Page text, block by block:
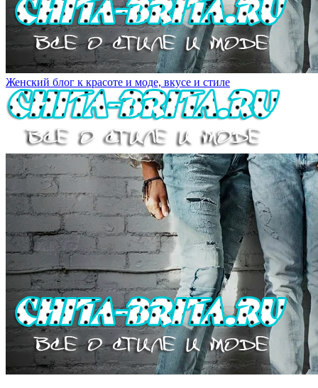
Женский блог к красоте и моде, вкусе и стиле